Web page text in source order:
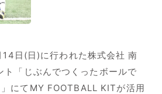
14日(日)に行われた株式会社 南
ト「じぶんでつくったボールで
にてMY FOOTBALL KITが活用